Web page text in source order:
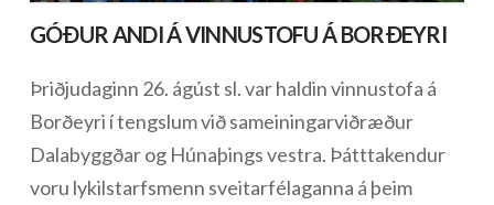
GÓÐUR ANDI Á VINNUSTOFU Á BORÐEYRI
Þriðjudaginn 26. ágúst sl. var haldin vinnustofa á
Borðeyri í tengslum við sameiningarviðræður
Dalabyggðar og Húnaþings vestra. Þátttakendur
voru lykilstarfsmenn sveitarfélaganna á þeim